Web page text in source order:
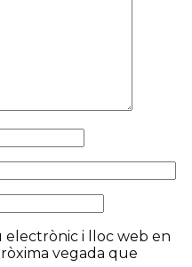
electrònic i lloc web en
vegada que